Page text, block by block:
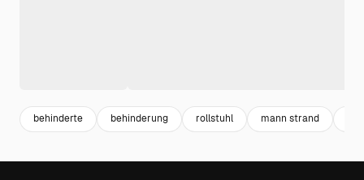
behinderte behinderung rollstuhl mann strand